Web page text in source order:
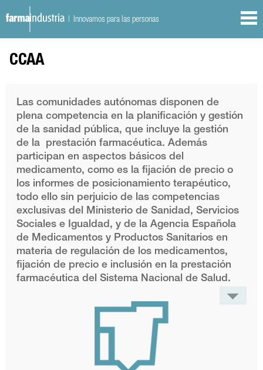
| Innovamos para las personas
CCAA
Las comunidades autónomas disponen de
plena competencia en la planificación y gestión
de la sanidad pública, que incluye la gestión
de la prestación farmacéutica. Además
participan en aspectos básicos del
medicamento, como es la fijación de precio o
los informes de posicionamiento terapéutico,
todo ello sin perjuicio de las competencias
exclusivas del Ministerio de Sanidad, Servicios
Sociales e Igualdad, y de la Agencia Española
de Medicamentos y Productos Sanitarios en
materia de regulación de los medicamentos,
fijación de precio e inclusión en la prestación
farmacéutica del Sistema Nacional de Salud.